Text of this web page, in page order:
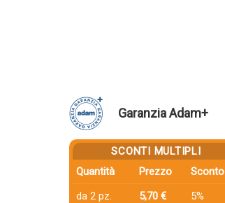
Garanzia Adam+
SCONTI MULTIPLI
Quantità
Prezzo
Sconto
da 2 pz.
5,70 €
5%